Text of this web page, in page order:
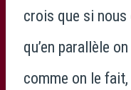
crois que si
qu’en parallèle
comme on le